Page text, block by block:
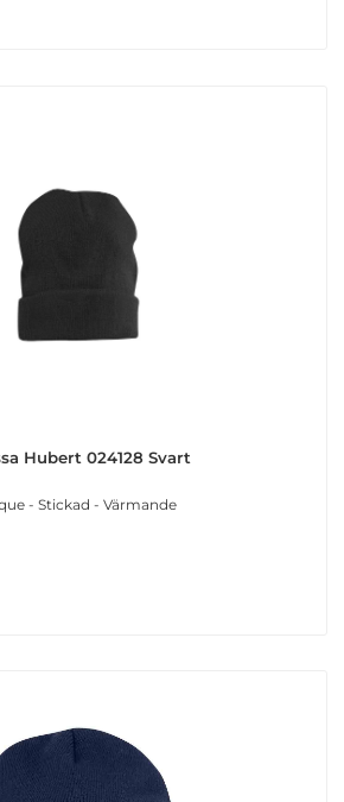
Hubert 024128 Svart
- Stickad - Värmande